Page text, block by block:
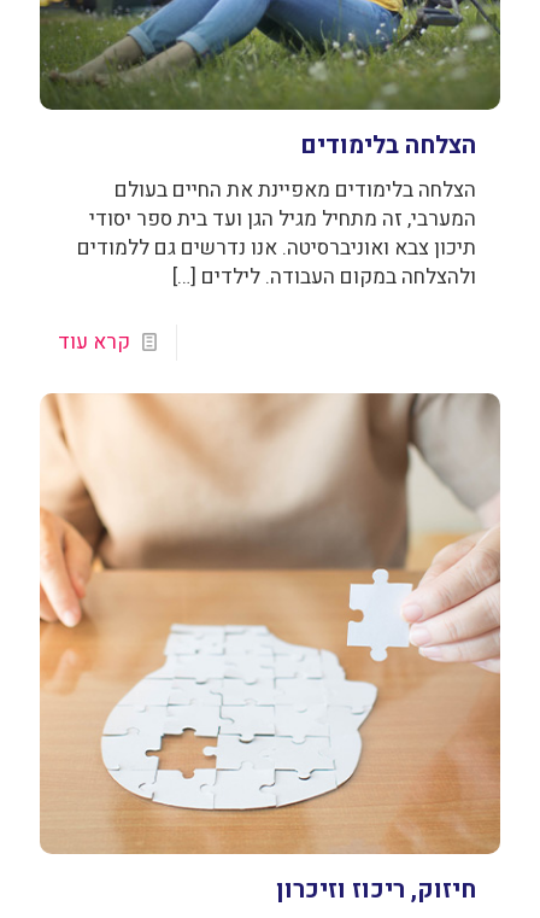
הצלחה בלימודים
הצלחה בלימודים מאפיינת את החיים בעולם
המערבי, זה מתחיל מגיל הגן ועד בית ספר יסודי
תיכון צבא ואוניברסיטה. אנו נדרשים גם ללמודים
ולהצלחה במקום העבודה. לילדים […]
קרא עוד
חיזוק, ריכוז וזיכרון